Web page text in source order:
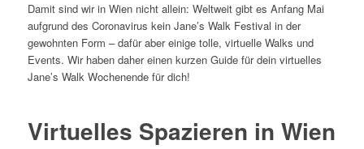
Damit sind wir in Wien nicht allein: Weltweit gibt es Anfang Mai
aufgrund des Coronavirus kein Jane’s Walk Festival in der
gewohnten Form – dafür aber einige tolle, virtuelle Walks und
Events. Wir haben daher einen kurzen Guide für dein virtuelles
Jane’s Walk Wochenende für dich!
Virtuelles Spazieren in Wien